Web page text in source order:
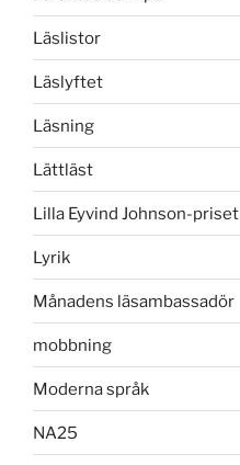
Läslistor
Läslyftet
Läsning
Lättläst
Lilla Eyvind Johnson-priset
Lyrik
Månadens läsambassadör
mobbning
Moderna språk
NA25